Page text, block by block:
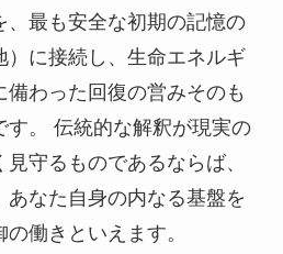
、最も安全な初期の記憶の
）に接続し、生命エネルギ
わった回復の営みそのも
す。 伝統的な解釈が現実の
守るものであるならば、
なた自身の内なる基盤を
働きといえます。